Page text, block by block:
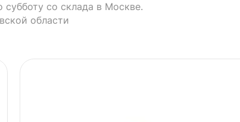
субботу со склада в Москве.
области